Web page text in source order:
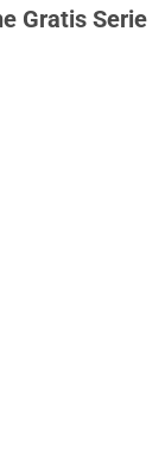
Gratis Serie